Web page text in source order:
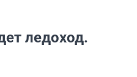
ледоход.